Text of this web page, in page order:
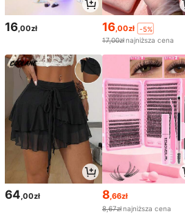
16 ,00zł 16,00zł
-5%
17,00złnajniższa cena
64,00zł 8,66zł
8,67złnajniższa cena